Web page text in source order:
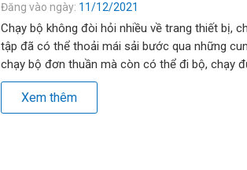
Đăng vào ngày: 11/12/2021
Chạy bộ không đòi hỏi nhiều về trang thiết bị,
tập đã có thể thoải mái sải bước qua những
chạy bộ đơn thuần mà còn có thể đi bộ, chạy
băng đồi, lên dốc… […]
Xem thêm